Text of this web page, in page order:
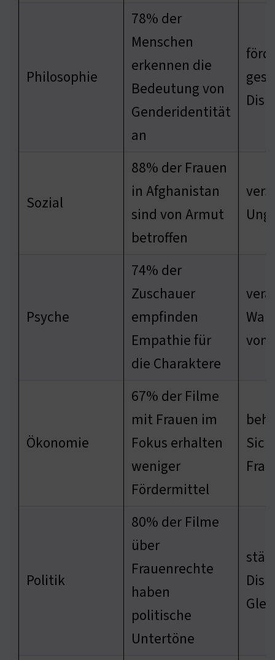
Philosophie
78% der
Menschen
erkennen die
Bedeutung von
Genderidentität
an
Sozial
88% der Frauen
in Afghanistan
sind von Armut
betroffen
Psyche
74% der
Zuschauer
empfinden
Empathie für
die Charaktere
von
Ökonomie
67% der Filme
mit Frauen im
Fokus erhalten
weniger
Fördermittel
Politik
80% der Filme
über
Frauenrechte
haben
politische
Untertöne